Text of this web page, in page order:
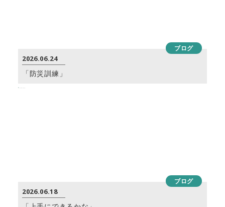
ブログ
2026.06.24
「防災訓練」
ブログ
2026.06.18